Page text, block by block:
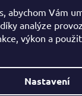
abychom Vám
analýze
výkon a
Nastavení